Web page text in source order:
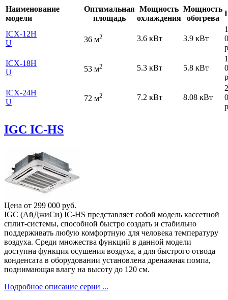
Наименование
модели
Оптимальная
площадь
Мощность
охлаждения
Мощность
обогрева
ICХ-12H
U
36 м2 3.6 кВт 3.9 кВт
ICХ-18H
U
53 м2 5.3 кВт 5.8 кВт
ICХ-24H
U
72 м2 7.2 кВт 8.08 кВт
IGC IC-HS
Цена от 299 000 руб.
IGC (АйДжиСи) IC-HS представляет собой модель кассетной
сплит-системы, способной быстро создать и стабильно
поддерживать любую комфортную для человека температуру
воздуха. Среди множества функций в данной модели
доступна функция осушения воздуха, а для быстрого отвода
конденсата в оборудовании установлена дренажная помпа,
поднимающая влагу на высоту до 120 см.
Подробное описание серии ...